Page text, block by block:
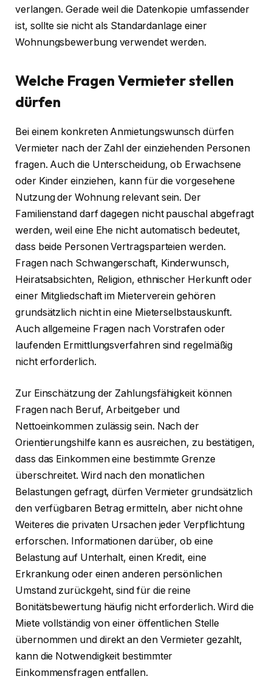
verlangen. Gerade weil die Datenkopie umfassender
ist, sollte sie nicht als Standardanlage einer
Wohnungsbewerbung verwendet werden.
Welche Fragen Vermieter stellen
dürfen
Bei einem konkreten Anmietungswunsch dürfen
Vermieter nach der Zahl der einziehenden Personen
fragen. Auch die Unterscheidung, ob Erwachsene
oder Kinder einziehen, kann für die vorgesehene
Nutzung der Wohnung relevant sein. Der
Familienstand darf dagegen nicht pauschal abgefragt
werden, weil eine Ehe nicht automatisch bedeutet,
dass beide Personen Vertragsparteien werden.
Fragen nach Schwangerschaft, Kinderwunsch,
Heiratsabsichten, Religion, ethnischer Herkunft oder
einer Mitgliedschaft im Mieterverein gehören
grundsätzlich nicht in eine Mieterselbstauskunft.
Auch allgemeine Fragen nach Vorstrafen oder
laufenden Ermittlungsverfahren sind regelmäßig
nicht erforderlich.
Zur Einschätzung der Zahlungsfähigkeit können
Fragen nach Beruf, Arbeitgeber und
Nettoeinkommen zulässig sein. Nach der
Orientierungshilfe kann es ausreichen, zu bestätigen,
dass das Einkommen eine bestimmte Grenze
überschreitet. Wird nach den monatlichen
Belastungen gefragt, dürfen Vermieter grundsätzlich
den verfügbaren Betrag ermitteln, aber nicht ohne
Weiteres die privaten Ursachen jeder Verpflichtung
erforschen. Informationen darüber, ob eine
Belastung auf Unterhalt, einen Kredit, eine
Erkrankung oder einen anderen persönlichen
Umstand zurückgeht, sind für die reine
Bonitätsbewertung häufig nicht erforderlich. Wird die
Miete vollständig von einer öffentlichen Stelle
übernommen und direkt an den Vermieter gezahlt,
kann die Notwendigkeit bestimmter
Einkommensfragen entfallen.